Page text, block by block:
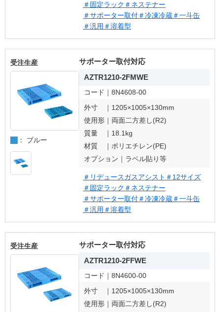
＃固定ラック ＃ネステナー
＃サポーター取付＃冷凍冷蔵＃一斗缶
＃汎用 ＃溶着型
受注生産
： ブルー
サポーター取付対応
AZTR1210-2FMWE
コード｜ 8N4608-00
外寸 ｜ 1205×1005×130mm
使用形｜ 両面二方差し(R2)
質量 ｜ 18.1kg
材質 ｜ ポリエチレン(PE)
オプション｜ ラベル貼り等
＃リデュースガスアシスト ＃12サイズ
＃固定ラック ＃ネステナー
＃サポーター取付＃冷凍冷蔵＃一斗缶
＃汎用 ＃溶着型
受注生産
サポーター取付対応
AZTR1210-2FFWE
コード｜ 8N4600-00
外寸 ｜ 1205×1005×130mm
使用形｜ 両面二方差し(R2)